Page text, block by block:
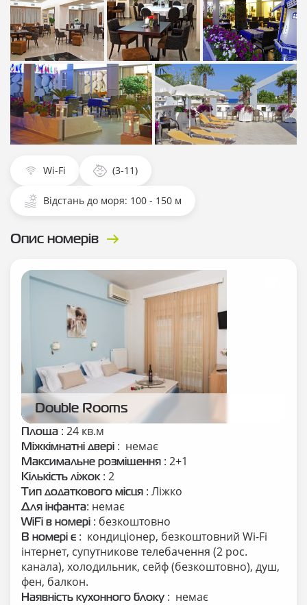
Показати всі
фотографії
Показати всі
фотографії
Показати всі
фотографії
Wi-Fi (3-11)
Відстань до моря: 100 - 150 м
Опис номерів
Double Rooms
Площа : 24 кв.м
Міжкімнатні двері : немає
Максимальне розміщення : 2+1
Кількість ліжок: 2
Тип додаткового місця : Ліжко
Для інфанта: немає
WiFi в номері : безкоштовно
В номері є : кондиціонер, безкоштовний Wi-Fi
інтернет, супутникове телебачення (2 рос.
канала), холодильник, сейф (безкоштовно), душ,
фен, балкон.
Наявність кухонного блоку : немає